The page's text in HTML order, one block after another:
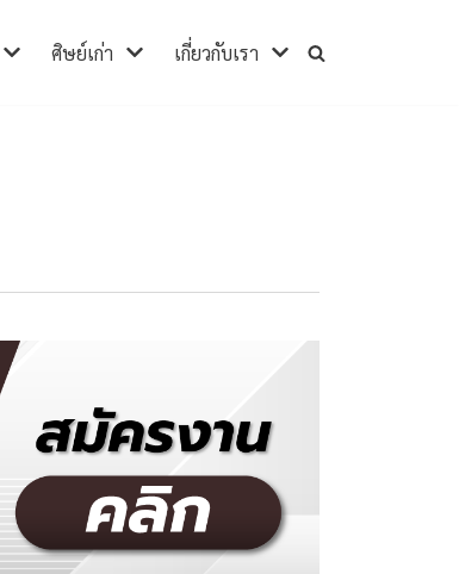
ศิษย์เก่า เกี่ยวกับเรา